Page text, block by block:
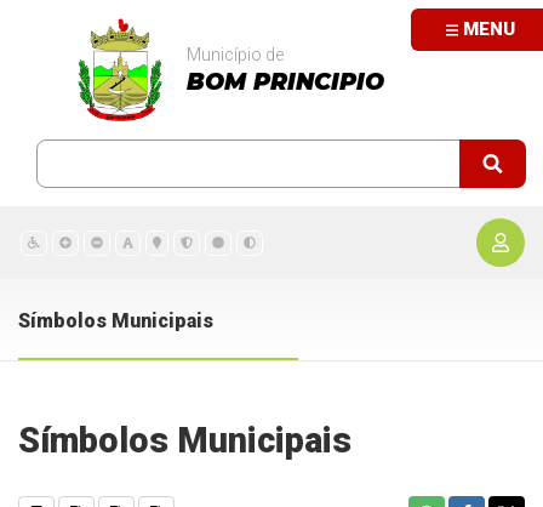
MENU
Município de
BOM PRINCIPIO
Símbolos Municipais
Símbolos Municipais